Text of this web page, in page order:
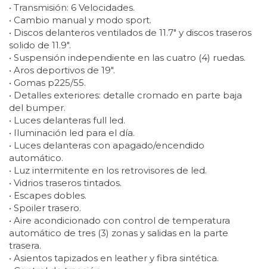
• Transmisión: 6 Velocidades.
• Cambio manual y modo sport.
• Discos delanteros ventilados de 11.7″ y discos traseros
solido de 11.9″.
• Suspensión independiente en las cuatro (4) ruedas.
• Aros deportivos de 19″.
• Gomas p225/55.
• Detalles exteriores: detalle cromado en parte baja
del bumper.
• Luces delanteras full led.
• Iluminación led para el día.
• Luces delanteras con apagado/encendido
automático.
• Luz intermitente en los retrovisores de led.
• Vidrios traseros tintados.
• Escapes dobles.
• Spoiler trasero.
• Aire acondicionado con control de temperatura
automático de tres (3) zonas y salidas en la parte
trasera.
• Asientos tapizados en leather y fibra sintética.